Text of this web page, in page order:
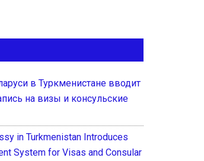
в Туркменистане вводит
на визы и консульские
in Turkmenistan Introduces
System for Visas and Consular